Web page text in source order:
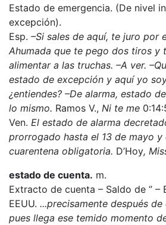
Estado de emergencia. (De nivel
excepción).
Esp. –Si sales de aquí, te juro por
Ahumada que te pego dos tiros y
alimentar a las truchas. –A ver.
estado de excepción y aquí yo
¿entiendes? –De alarma, estado
lo mismo. Ramos V., Ni te me
Ven. El estado de alarma
prorrogado hasta el 13 de mayo y
cuarentena obligatoria. D’Hoy,
estado de cuenta. m.
Extracto de cuenta – Saldo de ‘’ –
EEUU. ...precisamente después
pues llega ese temido momento